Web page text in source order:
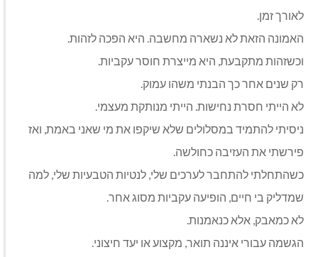
לאורך זמן.
האמונה הזאת לא נשארה מחשבה. היא הפכה לזהות.
וכשזהות מתקבעת, היא מייצרת חוסר עקביות.
רק שנים אחר כך הבנתי משהו עמוק.
לא הייתי חסרת נחישות. הייתי מנותקת מעצמי.
ניסיתי להתמיד במסלולים שלא שיקפו את מי שאני באמת, ואז
פירשתי את העזיבה כחולשה.
כשהתחלתי להתחבר לערכים שלי, לנטיות הטבעיות שלי, למה
שמדליק בי חיים, הופיעה עקביות מסוג אחר.
לא כמאבק, אלא כנאמנות.
הגשמה עבורי איננה תואר, מקצוע או יעד חיצוני.